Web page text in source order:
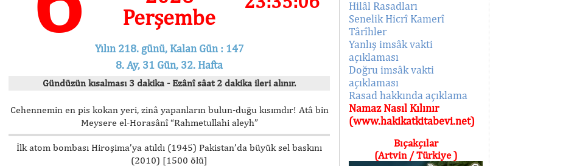
Perşembe
Yılın 218. günü, Kalan Gün : 147
8. Ay, 31 Gün, 32. Hafta
Gündüzün kısalması 3 dakika - Ezânî sâat 2 dakika ileri alınır.
Cehennemin en pis kokan yeri, zinâ yapanların bulun-duğu kısımdır! Atâ bin
Meysere el-Horasânî “Rahmetullahi aleyh”
İlk atom bombası Hiroşima’ya atıldı (1945) Pakistan’da büyük sel baskını
(2010) [1500 ölü]
Hilâl Rasadları
Senelik Hicrî Kamerî
Târîhler
Yanlış imsâk vakti
açıklaması
Doğru imsâk vakti
açıklaması
Rasad hakkında açıklama
Namaz Nasıl Kılınır
(www.hakikatkitabevi.net)
Bıçakçılar
(Artvin / Türkiye )